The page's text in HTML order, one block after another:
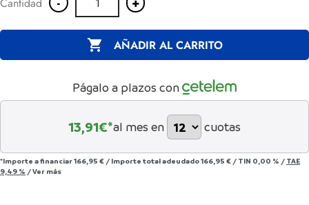
 AÑADIR AL CARRITO
Págalo a plazos con
13,91€*al mes en cuotas
*Importe a financiar166,95 € / Importe total adeudado166,95 € / TIN 0,00 % / TAE
9,49 % /Ver más